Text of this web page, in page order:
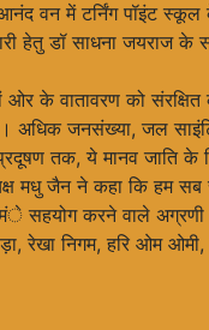
आनंद वन में टर्निंग पॉइंट
हेतु डॉ साधना
के वातावरण को
अधिक जनसंख्या, जल
तक, ये मानव जाति के
मधु जैन ने कहा कि हम
सहयोग करने वाले
रेखा निगम, हरि ओम ओमी,